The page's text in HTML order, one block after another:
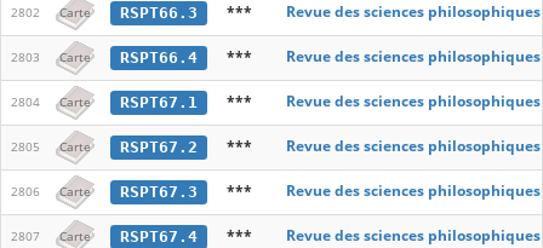
2802 Carte RSPT66.3 *** Revue des sciences
2803 Carte RSPT66.4 *** Revue des sciences
2804 Carte RSPT67.1 *** Revue des sciences
2805 Carte RSPT67.2 *** Revue des sciences
2806 Carte RSPT67.3 *** Revue des sciences
2807 Carte RSPT67.4 *** Revue des sciences